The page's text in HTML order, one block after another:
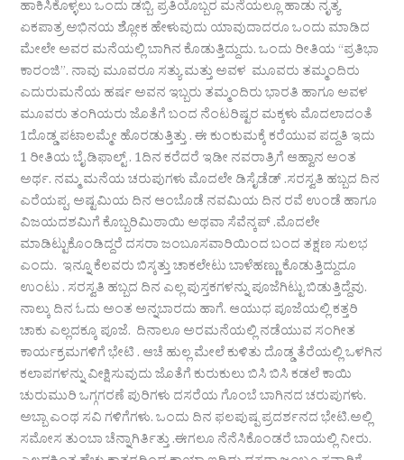
ಹಾಕಿಸಿಕೊಳ್ಳಲು ಒಂದು ಡಬ್ಬಿ. ಪ್ರತಿಯೊಬ್ಬರ ಮನೆಯಲ್ಲೂ ಹಾಡು ನೃತ್ಯ
ಏಕಪಾತ್ರ ಅಭಿನಯ ಶ್ಲೋಕ ಹೇಳುವುದು ಯಾವುದಾದರೂ ಒಂದು ಮಾಡಿದ
ಮೇಲೇ ಅವರ ಮನೆಯಲ್ಲಿ ಬಾಗಿನ ಕೊಡುತ್ತಿದ್ದುದು. ಒಂದು ರೀತಿಯ “ಪ್ರತಿಭಾ
ಕಾರಂಜಿ”. ನಾವು ಮೂವರೂ ಸತ್ಯು ಮತ್ತು ಅವಳ ಮೂವರು ತಮ್ಮಂದಿರು
ಎದುರುಮನೆಯ ಹರ್ಷ ಅವನ ಇಬ್ಬರು ತಮ್ಮಂದಿರು ಭಾರತಿ ಹಾಗೂ ಅವಳ
ಮೂವರು ತಂಗಿಯರು ಜೊತೆಗೆ ಬಂದ ನೆಂಟರಿಷ್ಟರ ಮಕ್ಕಳು ಮೊದಲಾದಂತೆ
1ದೊಡ್ಡ ಪಟಾಲಮ್ಮೇ ಹೊರಡುತ್ತಿತ್ತು . ಈ ಕುಂಕುಮಕ್ಕೆ ಕರೆಯುವ ಪದ್ದತಿ ಇದು
1 ರೀತಿಯ ಬೈ ಡಿಫಾಲ್ಟ್ . 1ದಿನ ಕರೆದರೆ ಇಡೀ ನವರಾತ್ರಿಗೆ ಆಹ್ವಾನ ಅಂತ
ಅರ್ಥ. ನಮ್ಮ ಮನೆಯ ಚರುಪುಗಳು ಮೊದಲೇ ಡಿಸೈಡೆಡ್ .ಸರಸ್ವತಿ ಹಬ್ಬದ ದಿನ
ಎರೆಯಪ್ಪ, ಅಷ್ಟಮಿಯ ದಿನ ಆಂಬೊಡೆ ನವಮಿಯ ದಿನ ರವೆ ಉಂಡೆ ಹಾಗೂ
ವಿಜಯದಶಮಿಗೆ ಕೊಬ್ಬರಿಮಿಠಾಯಿ ಅಥವಾ ಸೆವೆನ್ಕಪ್ .ಮೊದಲೇ
ಮಾಡಿಟ್ಟುಕೊಂಡಿದ್ದರೆ ದಸರಾ ಜಂಬೂಸವಾರಿಯಿಂದ ಬಂದ ತಕ್ಷಣ ಸುಲಭ
ಎಂದು. ಇನ್ನೂ ಕೆಲವರು ಬಿಸ್ಕತ್ತು ಚಾಕಲೇಟು ಬಾಳೆಹಣ್ಣು ಕೊಡುತ್ತಿದ್ದುದೂ
ಉಂಟು . ಸರಸ್ವತಿ ಹಬ್ಬದ ದಿನ ಎಲ್ಲ ಪುಸ್ತಕಗಳನ್ನು ಪೂಜೆಗಿಟ್ಟು ಬಿಡುತ್ತಿದ್ದೆವು.
ನಾಲ್ಕು ದಿನ ಓದು ಅಂತ ಅನ್ನಬಾರದು ಹಾಗೆ. ಆಯುಧ ಪೂಜೆಯಲ್ಲಿ ಕತ್ತರಿ
ಚಾಕು ಎಲ್ಲದಕ್ಕೂ ಪೂಜೆ. ದಿನಾಲೂ ಅರಮನೆಯಲ್ಲಿ ನಡೆಯುವ ಸಂಗೀತ
ಕಾರ್ಯಕ್ರಮಗಳಿಗೆ ಭೇಟಿ . ಆಚೆ ಹುಲ್ಲ ಮೇಲೆ ಕುಳಿತು ದೊಡ್ಡ ತೆರೆಯಲ್ಲಿ ಒಳಗಿನ
ಕಲಾಪಗಳನ್ನು ವೀಕ್ಷಿಸುವುದು ಜೊತೆಗೆ ಕುರುಕುಲು ಬಿಸಿ ಬಿಸಿ ಕಡಲೆ ಕಾಯಿ
ಚುರುಮುರಿ ಒಗ್ಗಗರಣೆ ಪುರಿಗಳು ದಸರೆಯ ಗೊಂಬೆ ಬಾಗಿನದ ಚರುಪುಗಳು.
ಅಬ್ಬಾ ಎಂಥ ಸವಿ ಗಳಿಗೆಗಳು. ಒಂದು ದಿನ ಫಲಪುಷ್ಪ ಪ್ರದರ್ಶನದ ಭೇಟಿ.ಅಲ್ಲಿ
ಸಮೋಸ ತುಂಬಾ ಚೆನ್ನಾಗಿರ್ತಿತ್ತು .ಈಗಲೂ ನೆನೆಸಿಕೊಂಡರೆ ಬಾಯಲ್ಲಿ ನೀರು.